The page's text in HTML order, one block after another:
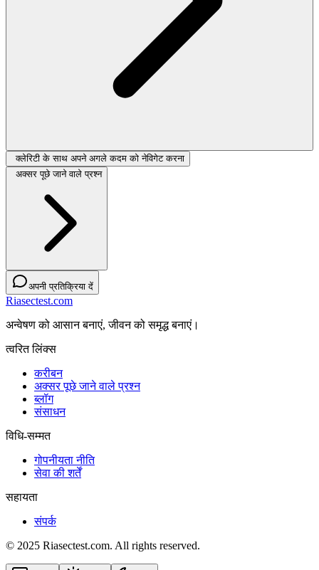
क्लेरिटी के साथ अपने अगले कदम को नेविगेट करना
अक्सर पूछे जाने वाले प्रश्न
अपनी प्रतिक्रिया दें
Riasectest.com
अन्वेषण को आसान बनाएं, जीवन को समृद्ध बनाएं।
त्वरित लिंक्स
करीबन
अक्सर पूछे जाने वाले प्रश्न
ब्लॉग
संसाधन
विधि-सम्‍मत
गोपनीयता नीति
सेवा की शर्तें
सहायता
संपर्क
© 2025 Riasectest.com. All rights reserved.